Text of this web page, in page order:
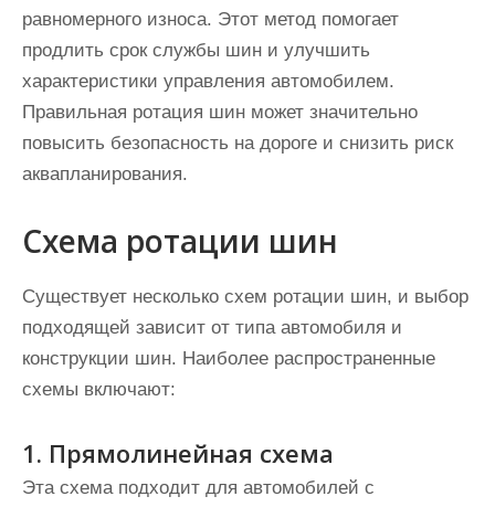
равномерного износа. Этот метод помогает
продлить срок службы шин и улучшить
характеристики управления автомобилем.
Правильная ротация шин может значительно
повысить безопасность на дороге и снизить риск
аквапланирования.
Схема ротации шин
Существует несколько схем ротации шин, и выбор
подходящей зависит от типа автомобиля и
конструкции шин. Наиболее распространенные
схемы включают:
1. Прямолинейная схема
Эта схема подходит для автомобилей с